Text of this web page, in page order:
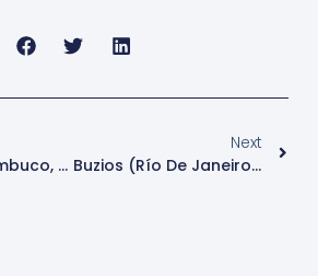
Olinda (Pernambuco, Brasil): Un Tesoro Colonial De Colores Vibrantes Y Ritmos Contagiosos
Next
Buzios (Río De Janeiro, Brasil): Un Refugio Sofisticado De Playas Encantadoras Y Vida Cosmopolita